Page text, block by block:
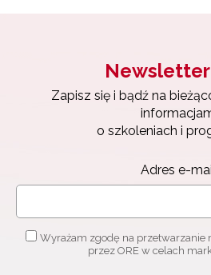
Newsletter
Zapisz się i bądź na
o szkoleniach i
Adres e-
Wyrażam zgodę na przetwarzanie
przez ORE w celach
Zapisz się i bądź na bieżąco
informacjami
o szkoleniach i programach.
Wyrażam zgodę na
Zapisuję się